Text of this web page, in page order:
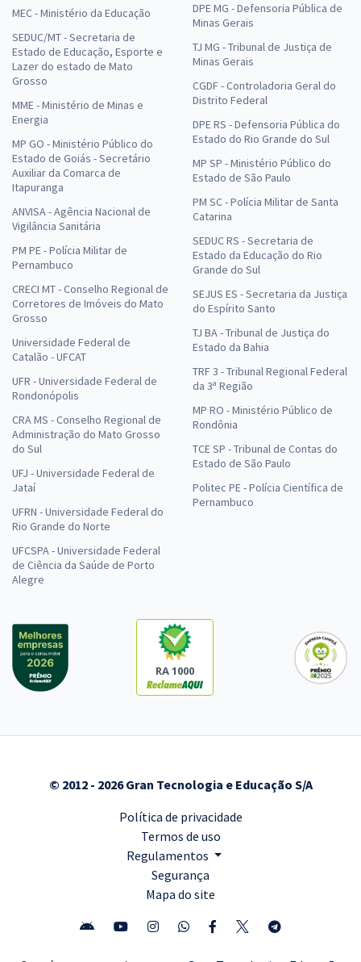
MEC - Ministério da Educação
SEDUC/MT - Secretaria de
Estado de Educação, Esporte e
Lazer do estado de Mato
Grosso
MME - Ministério de Minas e
Energia
MP GO - Ministério Público do
Estado de Goiás - Secretário
Auxiliar da Comarca de
Itapuranga
ANVISA - Agência Nacional de
Vigilância Sanitária
PM PE - Polícia Militar de
Pernambuco
CRECI MT - Conselho Regional de
Corretores de Imóveis do Mato
Grosso
Universidade Federal de
Catalão - UFCAT
UFR - Universidade Federal de
Rondonópolis
CRA MS - Conselho Regional de
Administração do Mato Grosso
do Sul
UFJ - Universidade Federal de
Jataí
UFRN - Universidade Federal do
Rio Grande do Norte
UFCSPA - Universidade Federal
de Ciência da Saúde de Porto
Alegre
DPE MG - Defensoria Pública de
Minas Gerais
TJ MG - Tribunal de Justiça de
Minas Gerais
CGDF - Controladoria Geral do
Distrito Federal
DPE RS - Defensoria Pública do
Estado do Rio Grande do Sul
MP SP - Ministério Público do
Estado de São Paulo
PM SC - Polícia Militar de Santa
Catarina
SEDUC RS - Secretaria de
Estado da Educação do Rio
Grande do Sul
SEJUS ES - Secretaria da Justiça
do Espírito Santo
TJ BA - Tribunal de Justiça do
Estado da Bahia
TRF 3 - Tribunal Regional Federal
da 3ª Região
MP RO - Ministério Público de
Rondônia
TCE SP - Tribunal de Contas do
Estado de São Paulo
Politec PE - Polícia Científica de
Pernambuco
RA 1000
© 2012 - 2026 Gran Tecnologia e Educação S/A
Política de privacidade
Termos de uso
Regulamentos
Segurança
Mapa do site